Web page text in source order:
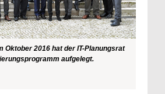
Oktober 2016 hat der IT-Planungsrat
aufgelegt.